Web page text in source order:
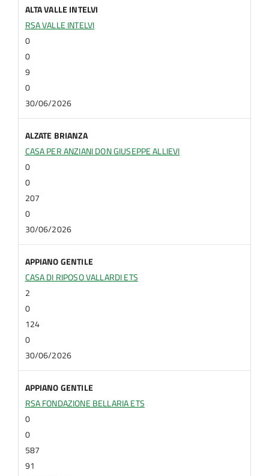
ALTA VALLE INTELVI
RSA VALLE INTELVI
0
0
9
0
30/06/2026
ALZATE BRIANZA
CASA PER ANZIANI DON GIUSEPPE ALLIEVI
0
0
207
0
30/06/2026
APPIANO GENTILE
CASA DI RIPOSO VALLARDI ETS
2
0
124
0
30/06/2026
APPIANO GENTILE
RSA FONDAZIONE BELLARIA ETS
0
0
587
91